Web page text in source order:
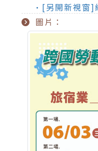
•[另開新視窗]
圖片：